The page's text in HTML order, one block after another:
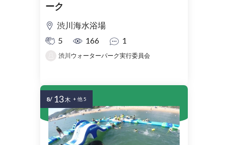
ーク
渋川海水浴場
5
166 1
渋川ウォーターパーク実行委員会
8/ 13木 + 他 5